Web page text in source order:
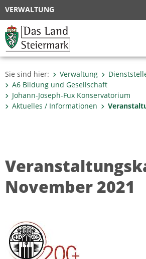
VERWALTUNG
Sie sind hier: Verwaltung
A6 Bildung und Gesellschaft
Johann-Joseph-Fux Konservatorium
Aktuelles / Informationen
November 2021